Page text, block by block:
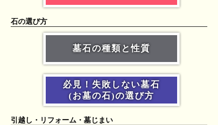
石の選び方
墓石の種類と性質
必見！失敗しない墓石
(お墓の石)の選び方
引越し・リフォーム・墓じまい